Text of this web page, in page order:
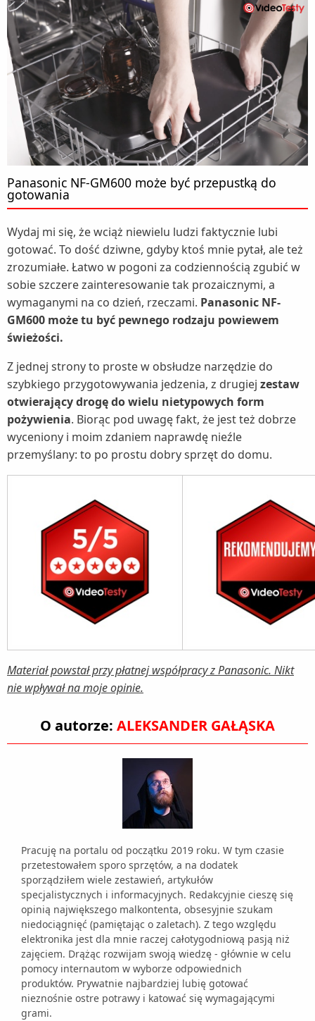
Panasonic NF-GM600 może być przepustką do
gotowania
Wydaj mi się, że wciąż niewielu ludzi faktycznie lubi
gotować. To dość dziwne, gdyby ktoś mnie pytał, ale też
zrozumiałe. Łatwo w pogoni za codziennością zgubić w
sobie szczere zainteresowanie tak prozaicznymi, a
wymaganymi na co dzień, rzeczami. Panasonic NF-
GM600 może tu być pewnego rodzaju powiewem
świeżości.
Z jednej strony to proste w obsłudze narzędzie do
szybkiego przygotowywania jedzenia, z drugiej zestaw
otwierający drogę do wielu nietypowych form
pożywienia. Biorąc pod uwagę fakt, że jest też dobrze
wyceniony i moim zdaniem naprawdę nieźle
przemyślany: to po prostu dobry sprzęt do domu.
Materiał powstał przy płatnej współpracy z Panasonic. Nikt
nie wpływał na moje opinie.
O autorze: ALEKSANDER GAŁĄSKA
Pracuję na portalu od początku 2019 roku. W tym czasie
przetestowałem sporo sprzętów, a na dodatek
sporządziłem wiele zestawień, artykułów
specjalistycznych i informacyjnych. Redakcyjnie cieszę się
opinią największego malkontenta, obsesyjnie szukam
niedociągnięć (pamiętając o zaletach). Z tego względu
elektronika jest dla mnie raczej całotygodniową pasją niż
zajęciem. Drążąc rozwijam swoją wiedzę - głównie w celu
pomocy internautom w wyborze odpowiednich
produktów. Prywatnie najbardziej lubię gotować
nieznośnie ostre potrawy i katować się wymagającymi
grami.